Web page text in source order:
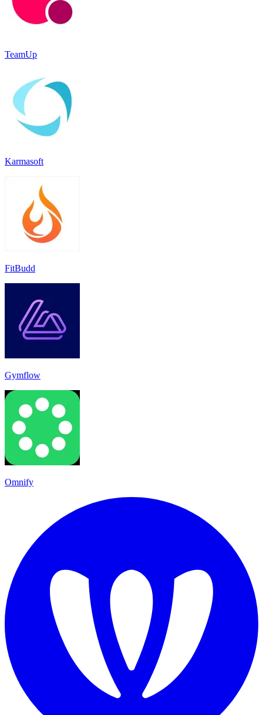
TeamUp
Karmasoft
FitBudd
Gymflow
Omnify